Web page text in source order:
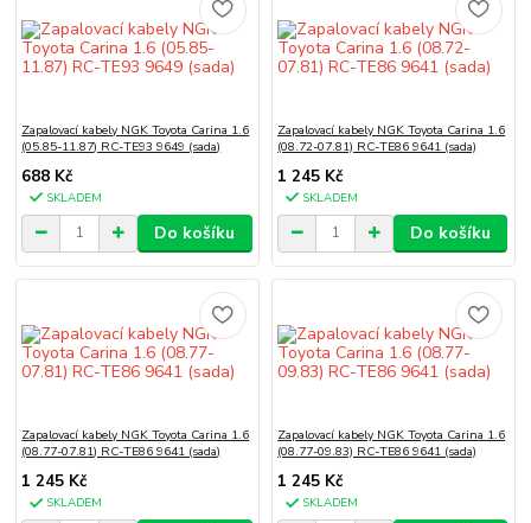
Zapalovací kabely NGK Toyota Carina 1.6
(05.85-11.87) RC-TE93 9649 (sada)
688 Kč
SKLADEM
Do košíku
Zapalovací kabely NGK Toyota Carina 1.6
(08.72-07.81) RC-TE86 9641 (sada)
1 245 Kč
SKLADEM
Do košíku
Zapalovací kabely NGK Toyota Carina 1.6
(08.77-07.81) RC-TE86 9641 (sada)
1 245 Kč
SKLADEM
Zapalovací kabely NGK Toyota Carina 1.6
(08.77-09.83) RC-TE86 9641 (sada)
1 245 Kč
SKLADEM